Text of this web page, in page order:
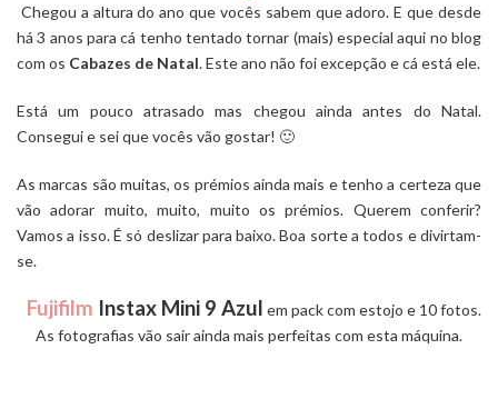
Chegou a altura do ano que vocês sabem que adoro. E que desde
há 3 anos para cá tenho tentado tornar (mais) especial aqui no blog
com os Cabazes de Natal. Este ano não foi excepção e cá está ele.
Está um pouco atrasado mas chegou ainda antes do Natal.
Consegui e sei que vocês vão gostar! 🙂
As marcas são muitas, os prémios ainda mais e tenho a certeza que
vão adorar muito, muito, muito os prémios. Querem conferir?
Vamos a isso. É só deslizar para baixo. Boa sorte a todos e divirtam-
se.
Fujifilm Instax Mini 9 Azul em pack com estojo e 10 fotos.
As fotografias vão sair ainda mais perfeitas com esta máquina.